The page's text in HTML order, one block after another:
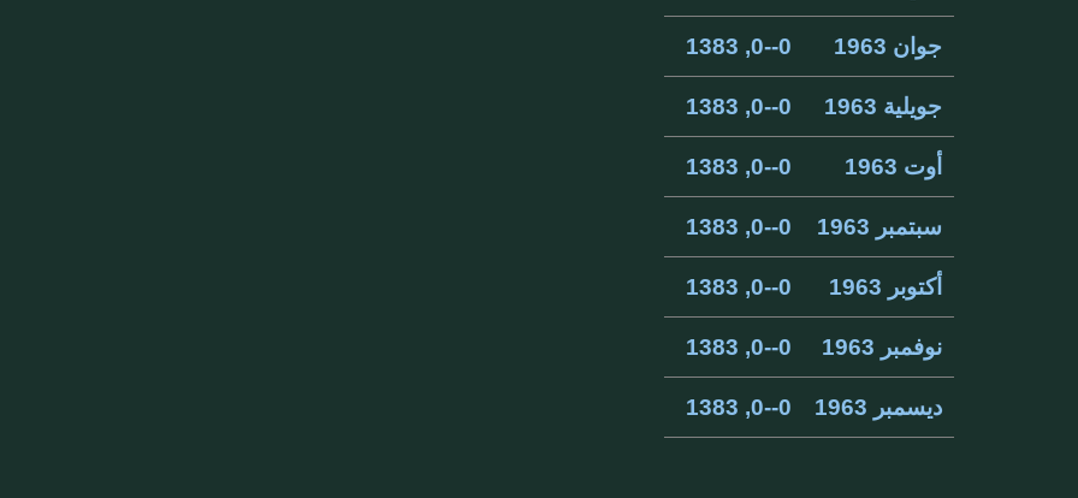
جوان 1963 0--0, 1383
جويلية 1963 0--0, 1383
أوت 1963 0--0, 1383
سبتمبر 1963 0--0, 1383
أكتوبر 1963 0--0, 1383
نوفمبر 1963 0--0, 1383
ديسمبر 1963 0--0, 1383